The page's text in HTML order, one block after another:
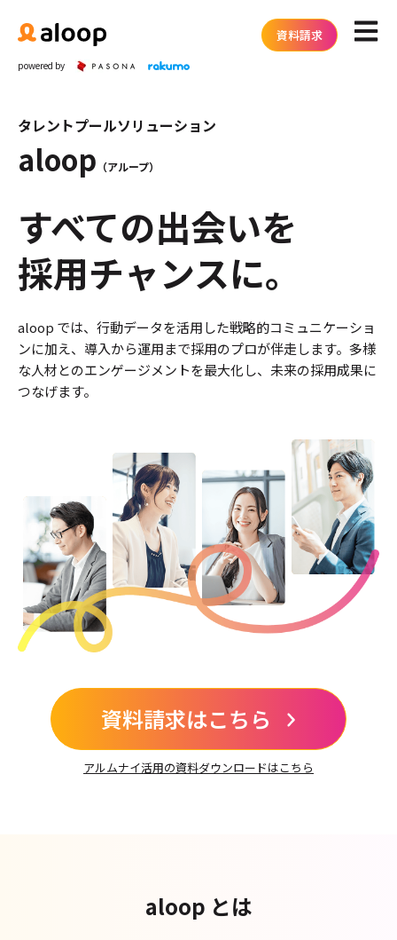
powered by
資料請求 メイ
タレントプールソリューション
aloop （アループ）
すべての出会いを
採用チャンスに。
aloop では、行動データを活用した戦略的コミュニケーショ
ンに加え、 導入から運用まで採用のプロが伴走します。 多様
な人材とのエンゲージメントを最大化し、未来の採用成果に
つなげます。
資料請求はこちら
アルムナイ活用の資料ダウンロードはこちら
aloop とは